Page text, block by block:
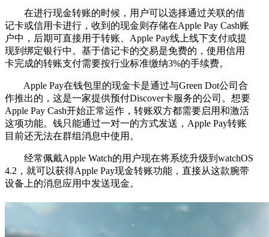
在进行现金转账的时候，用户可以选择通过关联的借
记卡或信用卡进行，收到的现金则存储在Apple Pay Cash账
户中，后期可直接用于转账、Apple Pay线上线下支付或提
现到绑定银行中。基于借记卡的交易是免费的，使用信用
卡完成的转账支付需要按行业标准缴纳3%的手续费。
Apple Pay在钱包里的现金卡是通过与Green Dot公司合
作推出的，这是一家提供预付Discover卡服务的公司。想要
Apple Pay Cash开始正常运作，转账双方都需要启用和激活
这项功能。钱只能通过一对一的方式发送，Apple Pay转账
目前还无法在群组消息中使用。
经常佩戴Apple Watch的用户现在将系统升级到watchOS
4.2，就可以获得Apple Pay现金转账功能，直接从这款腕带
设备上的消息应用中发送现金。